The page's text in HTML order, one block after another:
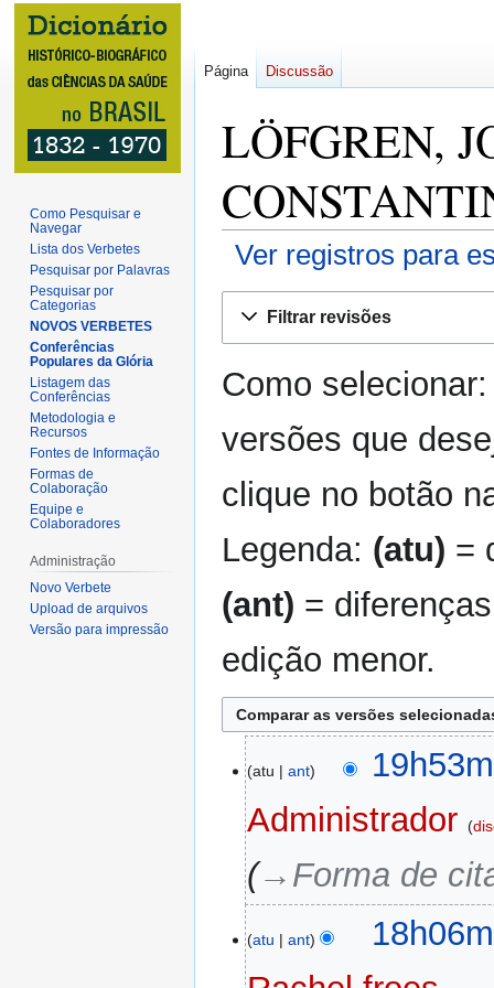
LÖFGREN,
Ver registros para
para
para
Filtrar revisões
Como
versões que
clique no botão
Legenda: (atu) =
(ant) =
edição menor.
de
agosto
2023
atu ant
Administrador
→‎Forma de
de
agosto
atu ant
Página Discussão
Como Pesquisar e
Navegar
Lista dos Verbetes
Pesquisar por Palavras
Pesquisar por
Categorias
NOVOS VERBETES
Conferências
Populares da Glória
Listagem das
Conferências
Metodologia e
Recursos
Fontes de Informação
Formas de
Colaboração
Equipe e
Colaboradores
Administração
Novo Verbete
Upload de arquivos
Versão para impressão